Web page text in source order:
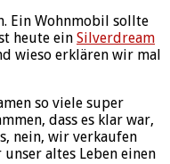
Ein Wohnmobil sollte
heute ein Silverdream
wieso erklären wir mal
so viele super
dass es klar war,
nein, wir verkaufen
altes Leben einen